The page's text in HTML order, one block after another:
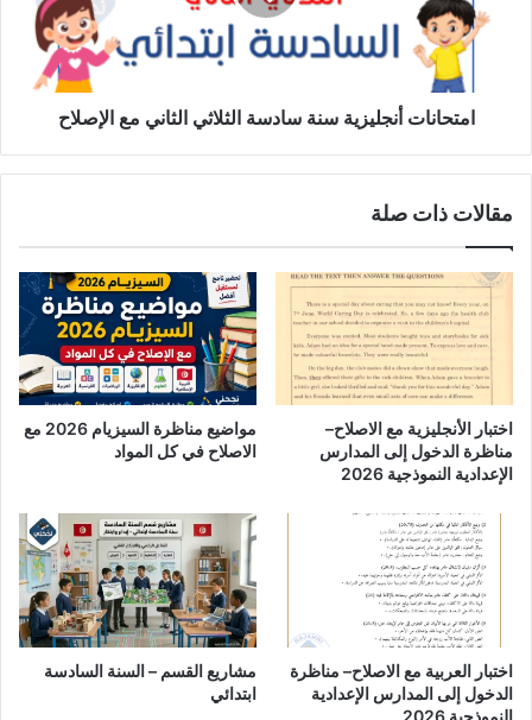
الثاني
امتحانات أنجليزية سنة سادسة الثلاثي الثاني مع الإصلاح
مقالات ذات صلة
اختبار الأنجليزية مع الاصلاح–
مناظرة الدخول إلى المدارس
الإعدادية النموذجية 2026
مواضيع مناظرة السيزيام 2026 مع
الاصلاح في كل المواد
اختبار العربية مع الاصلاح– مناظرة
الدخول إلى المدارس الإعدادية
مشاريع القسم – السنة السادسة
ابتدائي